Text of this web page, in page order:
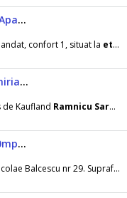
Dristor-Ramnicu Sarat, Apartament 4 camere mobilat-utilat
confort 1, situat la etajul
Spatiu Comercial de Inchiriat Rm Sarat 900 mp
de Kaufland Ramnicu Sarat
Vila-Bulevardul Garii 330mp2,la cheie
Balcescu nr 29. Suprafata 330mp2. Demisol+Parter+